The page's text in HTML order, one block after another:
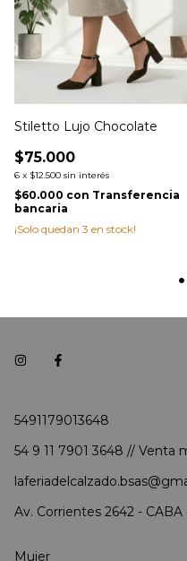
Stiletto Lujo Chocolate
$75.000
6 x $12.500 sin interés
$60.000 con Transferencia
bancaria
¡Solo quedan 3 en stock!
5491179013648
54 9 11 7901 3648 // Venta
Av. Corrientes 2642 - CABA
Mujer